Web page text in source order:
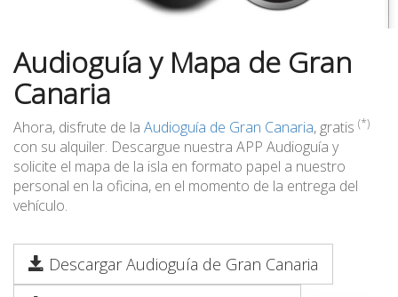
Audioguía y Mapa de Gran
Canaria
Ahora, disfrute de la Audioguía de Gran Canaria, gratis (*)
con su alquiler. Descargue nuestra APP Audioguía y
solicite el mapa de la isla en formato papel a nuestro
personal en la oficina, en el momento de la entrega del
vehículo.
Descargar Audioguía de Gran Canaria